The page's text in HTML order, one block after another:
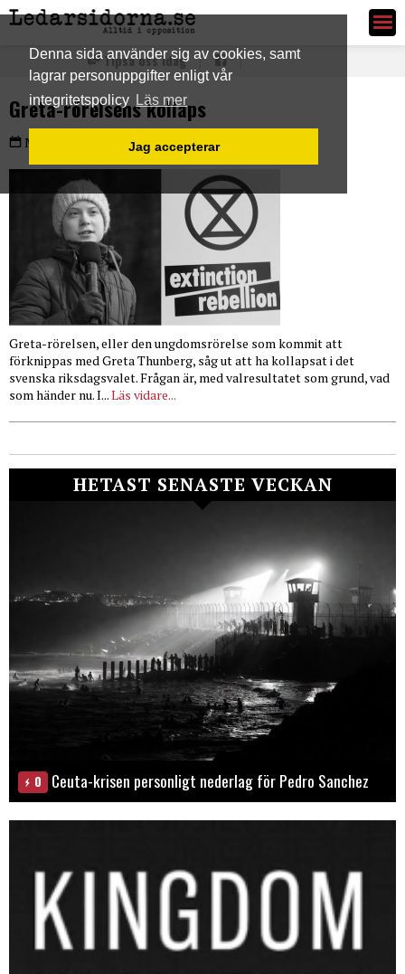
Denna sida använder sig av cookies, samt
lagrar personuppgifter enligt vår
integritetspolicy Läs mer
Jag accepterar
Ledarsidorna.se
Tipsa oss idag
Greta-rörelsens kollaps
Måndag 19 sep 2022 PLUS
Greta-rörelsen, eller den ungdomsrörelse som kommit att
förknippas med Greta Thunberg, såg ut att ha kollapsat i det
svenska riksdagsvalet. Frågan är, med valresultatet som grund, vad
som händer nu. I...Läs vidare...
HETAST SENASTE VECKAN
0 Ceuta-krisen personligt nederlag för Pedro Sanchez